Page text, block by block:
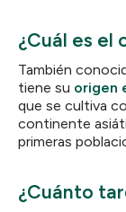
¿Cuál es el
También
tiene su origen
que se cultiva
continente
primeras
¿Cuánto